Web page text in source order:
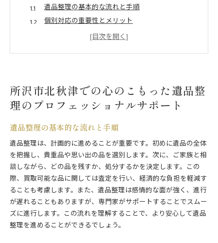
遺品整理の基本的な流れと手順
個別対応の重要性とメリット
プロによる迅速かつ丁寧なサポート
遺品整理で故人の思い出を大切にする所沢市北秋津の
サービス
家族の希望に寄り添ったサービス
故人への敬意を込めた整理
思い出を活かした整理提案
心の整理を支える取り組み
思い出の継承と共有の方法
所沢市北秋津で遺品整理をスムーズにサポートする専
門家たち
専門家チームによる効率的な作業
所沢市北秋津での心のこもった遺品整
理のプロフェッショナルサポート
遺品整理の基本的な流れと手順
遺品整理は、計画的に進めることが重要です。初めに遺品の全体
を把握し、貴重品や思い出の品を選別します。次に、ご家族と相
談しながら、どの品を残すか、処分するかを決定します。この
際、買取可能な品に関しては査定を行い、経済的な負担を軽減す
ることも考慮します。また、遺品整理は感情的な面が強く、進行
が遅れることもありますが、専門家がサポートすることでスムー
ズに進行します。この流れを理解することで、より安心して遺品
整理を進めることができるでしょう。